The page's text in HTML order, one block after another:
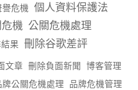
危機 個人資料保護法
機 公關危機處理
果 刪除谷歌差評
文章 刪除負面新聞 博客管理
牌公關危機處理 品牌危機管理